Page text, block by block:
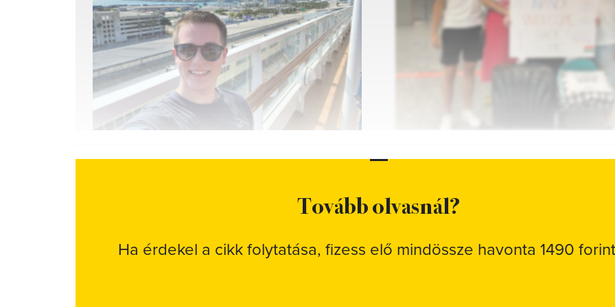
3FOTÓ
Tovább olvasnál?
Ha érdekel a cikk folytatása, fizess elő mindössze havonta 1490